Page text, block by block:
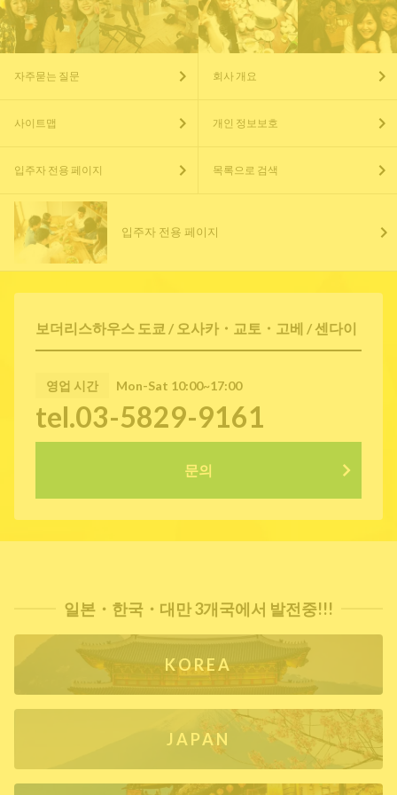
보더리스하우스 도쿄 / 오사카・교토・고베 / 센다이
영업 시간 Mon-Sat 10:00~17:00
tel.03-5829-9161
문의
자주묻는 질문 회사 개요
사이트맵 개인 정보보호
입주자 전용 페이지 목록으로 검색
입주자 전용 페이지
일본・한국・대만 3개국에서 발전중!!!
KOREA
JAPAN